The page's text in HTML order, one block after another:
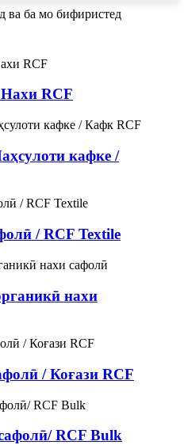
ва ба мо бифиристед
RCF
кафке /
/ RCF Textile
нахи
/ Коғази RCF
RCF Bulk